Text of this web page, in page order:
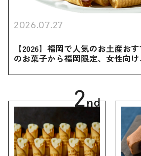
2026.07.27
【2026】福岡で人気のお土産お
のお菓子から福岡限定、女性向
2nd